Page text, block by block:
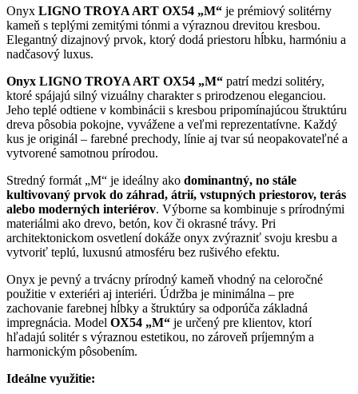
Onyx LIGNO TROYA ART OX54 „M“ je prémiový solitérny
kameň s teplými zemitými tónmi a výraznou drevitou kresbou.
Elegantný dizajnový prvok, ktorý dodá priestoru hĺbku, harmóniu a
nadčasový luxus.
Onyx LIGNO TROYA ART OX54 „M“ patrí medzi solitéry,
ktoré spájajú silný vizuálny charakter s prirodzenou eleganciou.
Jeho teplé odtiene v kombinácii s kresbou pripomínajúcou štruktúru
dreva pôsobia pokojne, vyvážene a veľmi reprezentatívne. Každý
kus je originál – farebné prechody, línie aj tvar sú neopakovateľné a
vytvorené samotnou prírodou.
Stredný formát „M“ je ideálny ako dominantný, no stále
kultivovaný prvok do záhrad, átrií, vstupných priestorov, terás
alebo moderných interiérov. Výborne sa kombinuje s prírodnými
materiálmi ako drevo, betón, kov či okrasné trávy. Pri
architektonickom osvetlení dokáže onyx zvýrazniť svoju kresbu a
vytvoriť teplú, luxusnú atmosféru bez rušivého efektu.
Onyx je pevný a trvácny prírodný kameň vhodný na celoročné
použitie v exteriéri aj interiéri. Údržba je minimálna – pre
zachovanie farebnej hĺbky a štruktúry sa odporúča základná
impregnácia. Model OX54 „M“ je určený pre klientov, ktorí
hľadajú solitér s výraznou estetikou, no zároveň príjemným a
harmonickým pôsobením.
Ideálne využitie: